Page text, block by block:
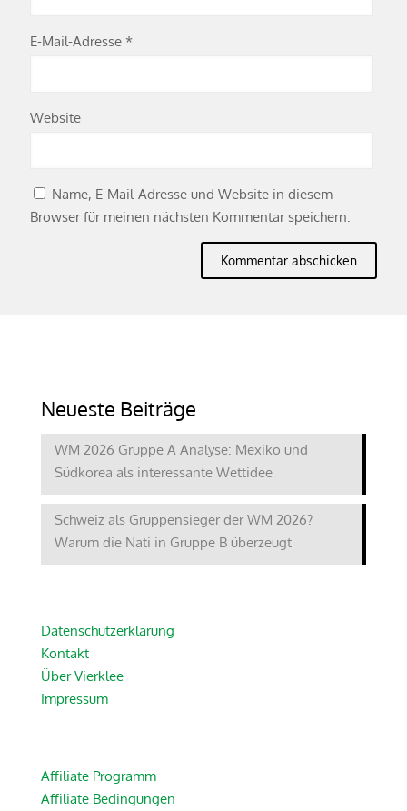
E-Mail-Adresse *
Website
Name, E-Mail-Adresse und Website in diesem
Browser für meinen nächsten Kommentar speichern.
Neueste Beiträge
WM 2026 Gruppe A Analyse: Mexiko und
Südkorea als interessante Wettidee
Schweiz als Gruppensieger der WM 2026?
Warum die Nati in Gruppe B überzeugt
Datenschutzerklärung
Kontakt
Über Vierklee
Impressum
Affiliate Programm
Affiliate Bedingungen